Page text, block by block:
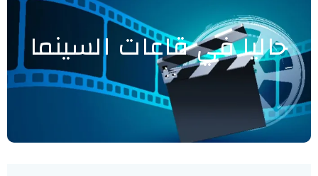
حاليا في قاعات السينما